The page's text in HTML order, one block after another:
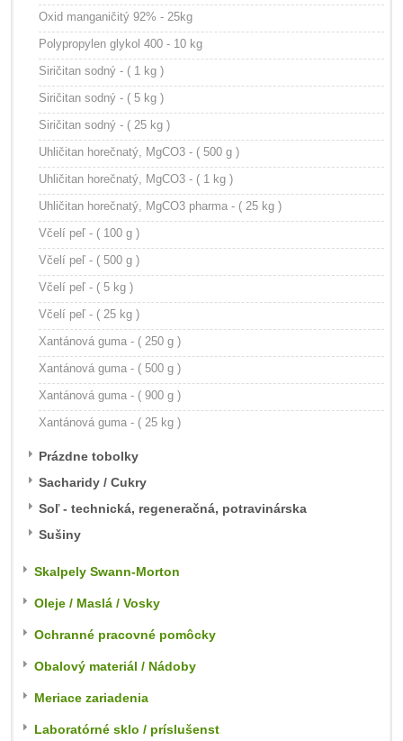
Oxid manganičitý 92% - 25kg
Polypropylen glykol 400 - 10 kg
Siričitan sodný - ( 1 kg )
Siričitan sodný - ( 5 kg )
Siričitan sodný - ( 25 kg )
Uhličitan horečnatý, MgCO3 - ( 500 g )
Uhličitan horečnatý, MgCO3 - ( 1 kg )
Uhličitan horečnatý, MgCO3 pharma - ( 25 kg )
Včelí peľ - ( 100 g )
Včelí peľ - ( 500 g )
Včelí peľ - ( 5 kg )
Včelí peľ - ( 25 kg )
Xantánová guma - ( 250 g )
Xantánová guma - ( 500 g )
Xantánová guma - ( 900 g )
Xantánová guma - ( 25 kg )
Prázdne tobolky
Sacharidy / Cukry
Soľ - technická, regeneračná, potravinárska
Sušiny
Skalpely Swann-Morton
Oleje / Maslá / Vosky
Ochranné pracovné pomôcky
Obalový materiál / Nádoby
Meriace zariadenia
Laboratórné sklo / príslušenst